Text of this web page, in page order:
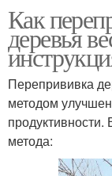
Как
деревья
Перепрививка
методом
метода: